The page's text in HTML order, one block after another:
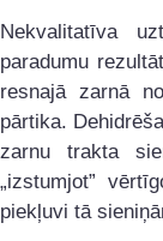
Nekvalitatīva
paradumu
resnajā zarnā
pārtika.
zarnu trakta
„izstumjot”
piekļuvi tā